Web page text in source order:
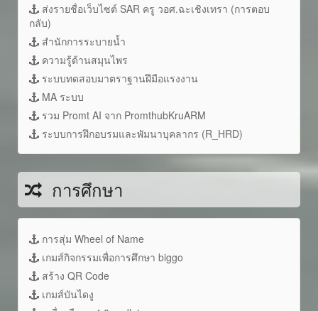
ส่งรายชื่อเว็บไซต์ SAR ครู วอศ.ฉะเชิงเทรา (การตอบ
กลับ)
สำนักการระบายน้ำ
ความรู้ด้านสมุนไพร
ระบบทดสอบมาตราฐานฝึมือแรงงาน
MA ระบบ
รวม Promt AI จาก PromthubKruARM
ระบบการฝึกอบรมและพัมนาบุคลากร (R_HRD)
การศึกษา
การสุ่ม Wheel of Name
เกมส์กิจกรรมเพื่อการศึกษา biggo
สร้าง QR Code
เกมส์บันไดงู